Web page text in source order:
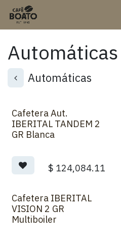
Ir al contenido
Automáticas
Automáticas
Cafetera Aut.
IBERITAL TANDEM 2
GR Blanca
$ 124,084.11
Cafetera IBERITAL
VISION 2 GR
Multiboiler